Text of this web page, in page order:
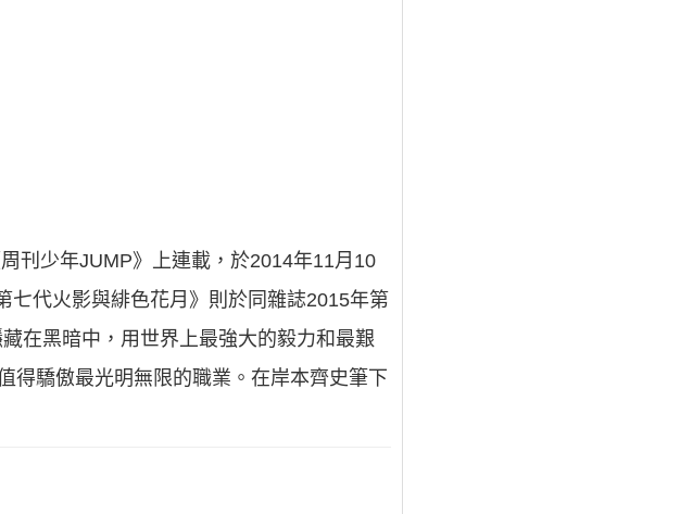
刊少年JUMP》上連載，於2014年11月10
七代火影與緋色花月》則於同雜誌2015年第
在黑暗中，用世界上最強大的毅力和最艱
得驕傲最光明無限的職業。在岸本齊史筆下